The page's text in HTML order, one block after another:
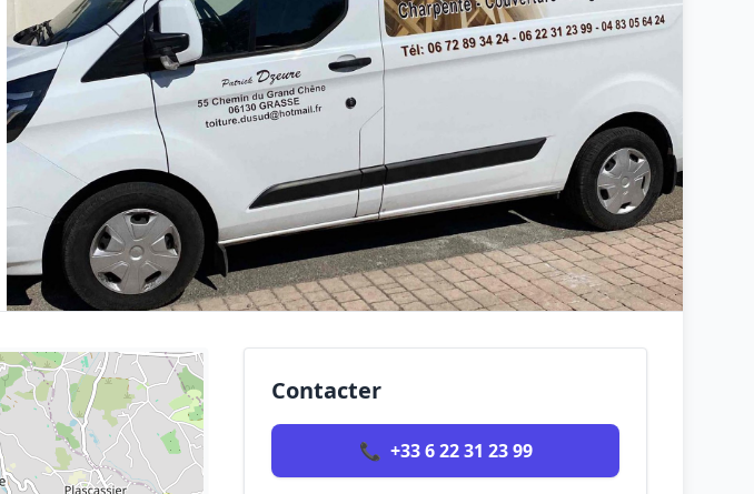
Contacter
📞 +33 6 22 31 23 99